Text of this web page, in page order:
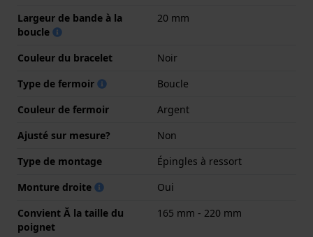
Largeur de bande à la
boucle
20 mm
Couleur du bracelet
Noir
Type de fermoir
Boucle
Couleur de fermoir
Argent
Ajusté sur mesure?
Non
Type de montage
Épingles à ressort
Monture droite
Oui
Convient Ă la taille du
poignet
165 mm - 220 mm